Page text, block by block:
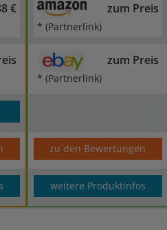
€ zum Preis
* (Partnerlink)
zum Preis
* (Partnerlink)
zu den Bewertungen
weitere Produktinfos